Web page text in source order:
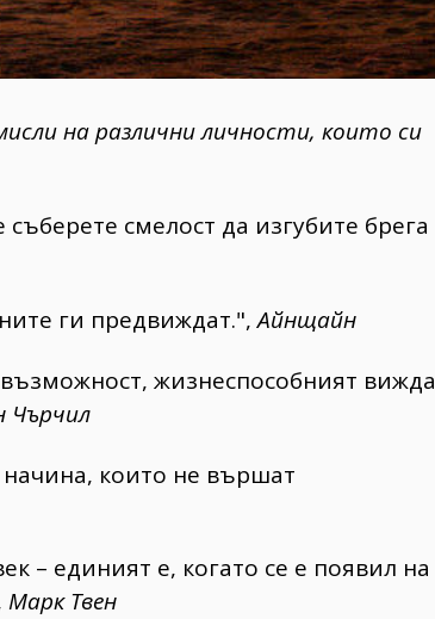
на различни личности, които си
смелост да изгубите брега
ги предвиждат.",Айнщайн
жизнеспособният вижда
Чърчил
които не вършат
– единият е, когато се е появил на
Марк Твен